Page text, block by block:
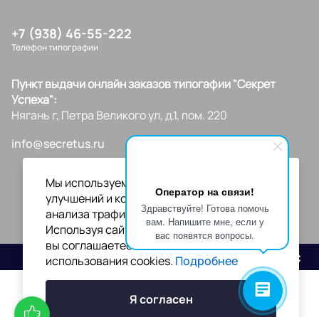
Оператор на связи!
Здравствуйте! Готова помочь
вам. Напишите мне, если у
вас появятся вопросы.
+7 (938) 46-55-222
Телефон типографии
Пункт выдачи онлайн заказов типогафии "Секрет
Успеха":
Нягань г, Петра Великого ул, д.1, пом. 220
info@secretus.ru
Мы используем файлы cookies для
улучшений и корректной работы сайта,
анализа трафика и персонализации.
Используя сайт или кликая на "Я согласен",
вы соглашаетесь с нашей политикой
использования cookies. Подробнее
Я согласен
Разработано